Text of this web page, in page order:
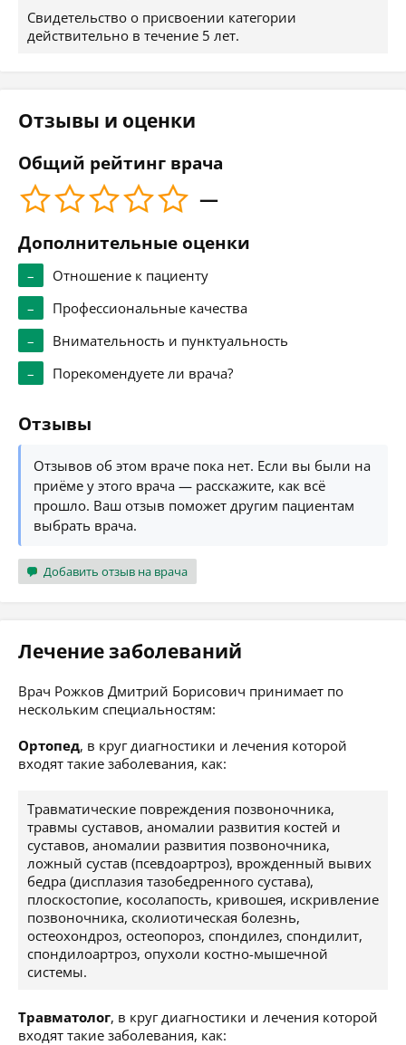
Свидетельство о присвоении категории
действительно в течение 5 лет.
Отзывы и оценки
Общий рейтинг врача
—
Дополнительные оценки
–
Отношение к пациенту
–
Профессиональные качества
–
Внимательность и пунктуальность
–
Порекомендуете ли врача?
Отзывы
Отзывов об этом враче пока нет. Если вы были на
приёме у этого врача — расскажите, как всё
прошло. Ваш отзыв поможет другим пациентам
выбрать врача.
Добавить отзыв на врача
Лечение заболеваний
Врач Рожков Дмитрий Борисович принимает по
нескольким специальностям:
Ортопед, в круг диагностики и лечения которой
входят такие заболевания, как:
Травматические повреждения позвоночника,
травмы суставов, аномалии развития костей и
суставов, аномалии развития позвоночника,
ложный сустав (псевдоартроз), врожденный вывих
бедра (дисплазия тазобедренного сустава),
плоскостопие, косолапость, кривошея, искривление
позвоночника, сколиотическая болезнь,
остеохондроз, остеопороз, спондилез, спондилит,
спондилоартроз, опухоли костно-мышечной
системы.
Травматолог, в круг диагностики и лечения которой
входят такие заболевания, как: